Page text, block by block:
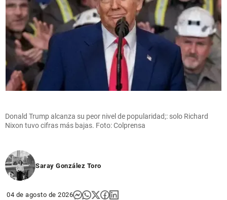
Donald Trump alcanza su peor nivel de popularidad;: solo Richard
Nixon tuvo cifras más bajas. Foto: Colprensa
Saray González Toro
04 de agosto de 2026